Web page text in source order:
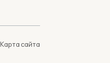
Карта сайта